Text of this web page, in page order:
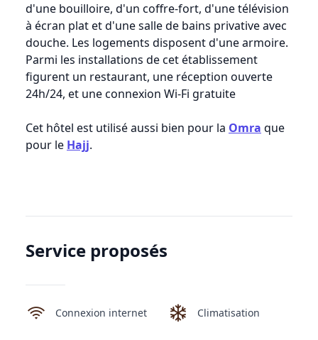
d'une bouilloire, d'un coffre-fort, d'une télévision
à écran plat et d'une salle de bains privative avec
douche. Les logements disposent d'une armoire.
Parmi les installations de cet établissement
figurent un restaurant, une réception ouverte
24h/24, et une connexion Wi-Fi gratuite
Cet hôtel est utilisé aussi bien pour la Omra que
pour le Hajj.
Service proposés
Connexion internet Climatisation